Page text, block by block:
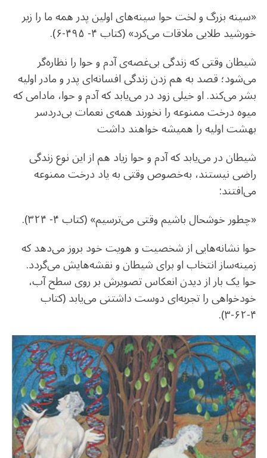
«سینه بزرگ و لخت حوا سینه‌های اولین پدر همه ما را زیر
خورشید طلایی ملاقات می‌کرد» (کتاب ۴- ۴۹۵-۶).
شیطان وقتی که زندگی بی‌غصه‌ی آدم و حوا را نظاره‌گر
می‌شود؛ قصد به هم زدن زندگی افسانه‌ای پدر و مادر اولیه
بشر می‌کند. او خیلی زود در می‌یابد که آدم و حوا، مادامی‌ که
میوه درخت ممنوعه را نخورند همه‌ی نعمات بی‌دردسر
بهشت اولیه را همیشه خواهند داشت
شیطان در می‌یابد که آدم و حوا زیاد هم از این نوع زندگی
راضی نیستند، به‌خصوص وقتی به یاد درخت ممنوعه
می‌افتند:
«چطور خوشحال باشیم وقتی می‌ترسیم» (کتاب ۴- ۳۲۴).
حوا نشانه‌هایی از شخصیت و هویت خود بروز می‌دهد که
زمینه‌ساز انتخاب او برای شیطان و نقشه‌هایش می‌گردد.
حوا یک بار از دیدن انعکاس تصویرش بر روی سطح آب،
خودخواهی را تجربه‌ای دوست داشتنی می‌یابد (کتاب
۴-۶۲-۳).